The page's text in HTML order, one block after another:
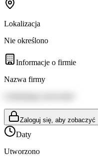
Lokalizacja
Nie określono
Informacje o firmie
Nazwa firmy
Zaloguj się, aby zobaczyć
Daty
Utworzono